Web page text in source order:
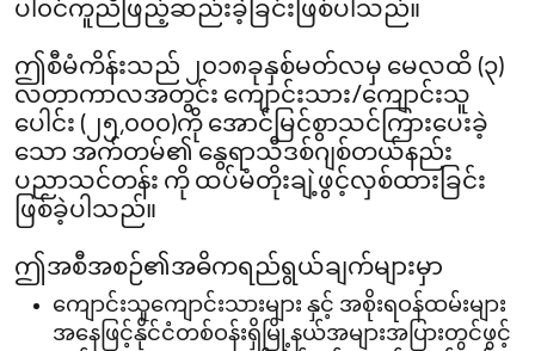
ပါ၀င်ကူညီဖြည့်ဆည်းခဲ့ခြင်းဖြစ်ပါသည်။
ဤစီမံကိန်းသည် ၂၀၁၈ခုနှစ်မတ်လမှ မေလထိ (၃)
လတာကာလအတွင်း ကျောင်းသား/ကျောင်းသူ
ပေါင်း (၂၅,၀၀၀)ကို အောင်မြင်စွာသင်ကြားပေးခဲ့
သော အက်တမ်၏ နွေရာသီဒစ်ဂျစ်တယ်နည်း
ပညာသင်တန်း ကို ထပ်မံတိုးချဲ့ဖွင့်လှစ်ထားခြင်း
ဖြစ်ခဲ့ပါသည်။
ဤအစီအစဉ်၏အဓိကရည်ရွယ်ချက်များမှာ
ကျောင်းသူကျောင်းသားများ နှင့် အစိုးရဝန်ထမ်းများ
အနေဖြင့်နိုင်ငံတစ်ဝန်းရှိမြို့နယ်အများအပြားတွင်ဖွင့်